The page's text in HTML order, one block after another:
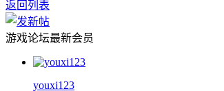
返回列表
游戏论坛最新会员
youxi123